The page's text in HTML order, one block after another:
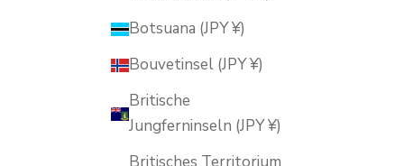
Botsuana (JPY ¥)
Bouvetinsel (JPY ¥)
Britische
Jungferninseln (JPY ¥)